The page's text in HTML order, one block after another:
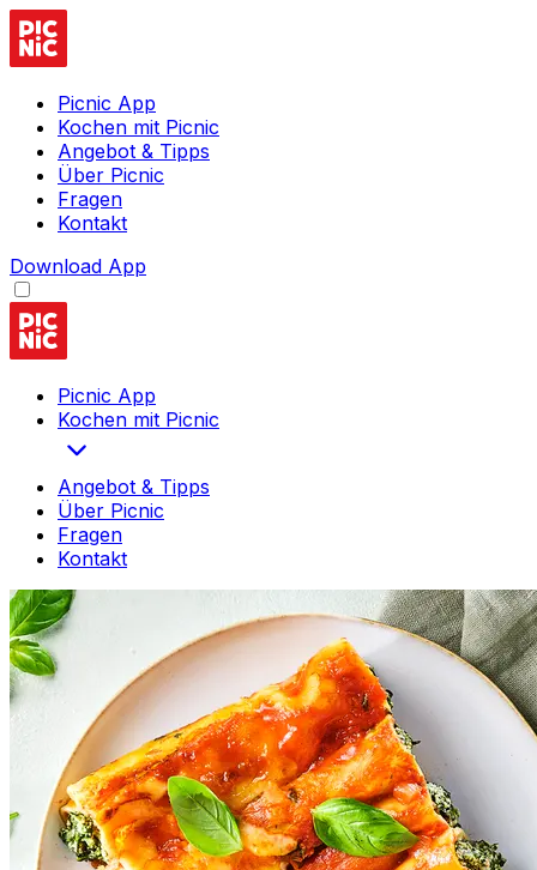
Picnic App
Kochen mit Picnic
Angebot & Tipps
Über Picnic
Fragen
Kontakt
Download App
Picnic App
Kochen mit Picnic
Angebot & Tipps
Über Picnic
Fragen
Kontakt